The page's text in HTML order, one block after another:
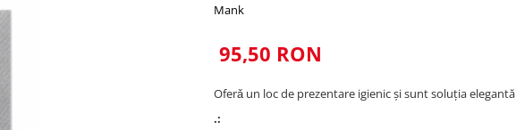
Mank
95,50 RON
Oferǎ un loc de prezentare igienic și sunt soluția
.: